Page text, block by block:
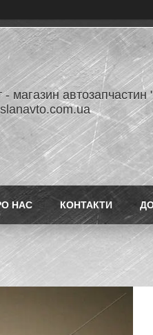
- магазин автозапчастин
НАС КОНТАКТИ